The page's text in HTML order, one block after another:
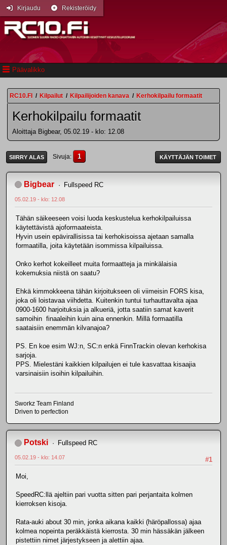
Päävalikko
Kirjaudu Rekisteröidy
RC10.FI / Kilpailut / Kilpailijoiden kanava / Kerhokilpailu formaatit
Kerhokilpailu formaatit
Aloittaja Bigbear, 05.02.19 - klo: 12.08
SIIRRY ALAS Sivuja 1 KÄYTTÄJÄN TOIMET
Bigbear Fullspeed RC
05.02.19 - klo: 12.08
Tähän säikeeseen voisi luoda keskustelua kerhokilpailuissa
käytettävistä ajoformaateista.
Hyvin usein epävirallisissa tai kerhokisoissa ajetaan samalla
formaatilla, joita käytetään isommissa kilpailuissa.
Onko kerhot kokeilleet muita formaatteja ja minkälaisia
kokemuksia niistä on saatu?
Ehkä kimmokkeena tähän kirjoitukseen oli viimeisin FORS kisa,
joka oli loistavaa viihdetta. Kuitenkin tuntui turhauttavalta ajaa
0900-1600 harjoituksia ja alkueriä, jotta saatiin samat kaverit
samoihin finaaleihin kuin aina ennenkin. Millä formaatilla
saataisiin enemmän kilvanajoa?
PS. En koe esim WJ:n, SC:n enkä FinnTrackin olevan kerhokisa
sarjoja.
PPS. Mielestäni kaikkien kilpailujen ei tule kasvattaa kisaajia
varsinaisiin isoihin kilpailuihin.
Sworkz Team Finland
Driven to perfection
Potski Fullspeed RC
#1
05.02.19 - klo: 14.07
Moi,
SpeedRC:llä ajeltiin pari vuotta sitten pari perjantaita kolmen
kierroksen kisoja.
Rata-auki about 30 min, jonka aikana kaikki (häröpallossa) ajaa
kolmea nopeinta peräkkäistä kierrosta. 30 min hässäkän jälkeen
pistettiin nimet järjestykseen ja alettiin ajaa.